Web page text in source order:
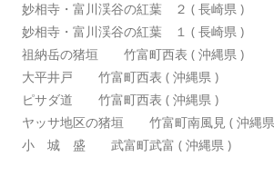
妙相寺・富川渓谷の紅葉 ２ ( 長崎県 )
妙相寺・富川渓谷の紅葉 １ ( 長崎県 )
祖納岳の猪垣 竹富町西表 ( 沖縄県 )
大平井戸 竹富町西表 ( 沖縄県 )
ピサダ道 竹富町西表 ( 沖縄県 )
ヤッサ地区の猪垣 竹富町南風見 ( 沖縄
小 城 盛 武富町武富 ( 沖縄県 )